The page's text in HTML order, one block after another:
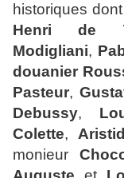
historiques dont
Henri de
Modigliani,
douanier
Pasteur,
Debussy,
Colette,
monieur